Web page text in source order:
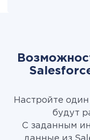
Настройте
будут
С заданным